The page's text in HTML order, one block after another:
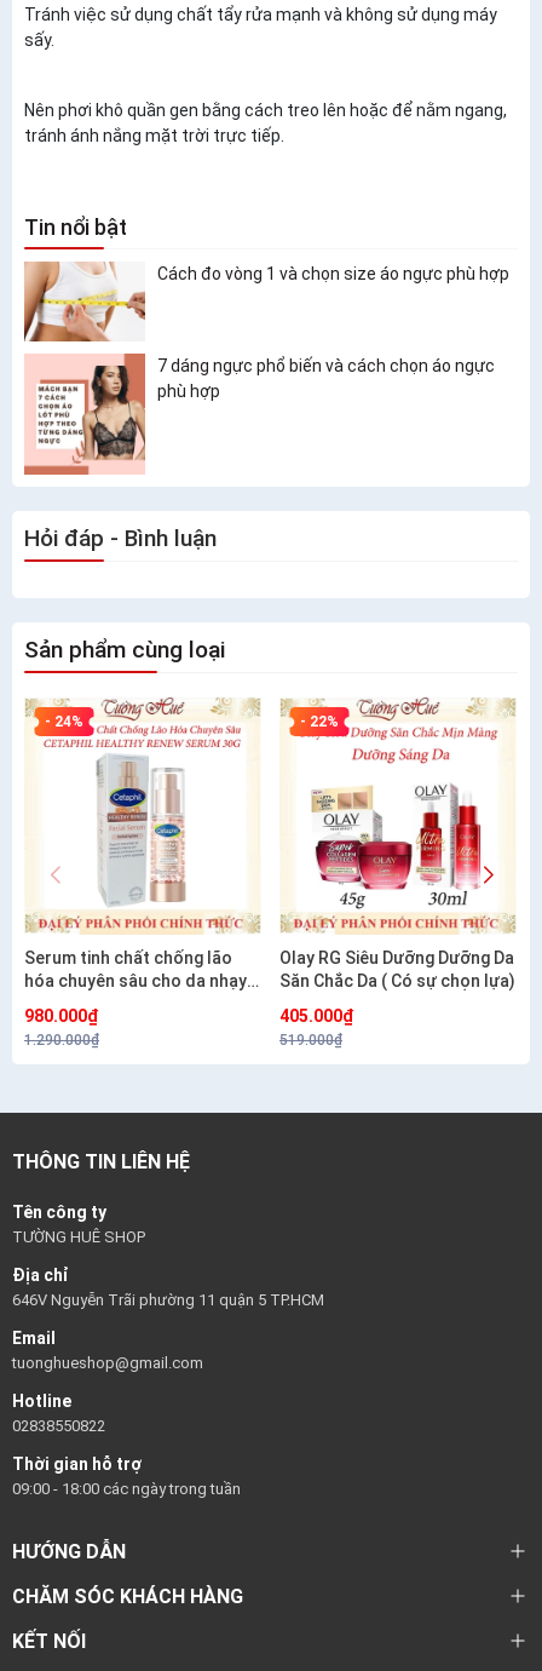
Tránh việc sử dụng chất tẩy rửa mạnh và không sử dụng máy
sấy.
Nên phơi khô quần gen bằng cách treo lên hoặc để nằm ngang,
tránh ánh nắng mặt trời trực tiếp.
Tin nổi bật
Cách đo vòng 1 và chọn size áo ngực phù hợp
7 dáng ngực phổ biến và cách chọn áo ngực
phù hợp
Hỏi đáp - Bình luận
Sản phẩm cùng loại
- 24%
Serum tinh chất chống lão
hóa chuyên sâu cho da nhạy
cảm CETAPHIL HEALTHY
RENEW SERUM 30G
980.000₫
1.290.000₫
- 22%
Olay RG Siêu Dưỡng Dưỡng Da
Săn Chắc Da ( Có sự chọn lựa)
405.000₫
519.000₫
THÔNG TIN LIÊN HỆ
Tên công ty
TƯỜNG HUÊ SHOP
Địa chỉ
646V Nguyễn Trãi phường 11 quận 5 TP.HCM
Email
tuonghueshop@gmail.com
Hotline
02838550822
Thời gian hỗ trợ
09:00 - 18:00 các ngày trong tuần
HƯỚNG DẪN
CHĂM SÓC KHÁCH HÀNG
KẾT NỐI